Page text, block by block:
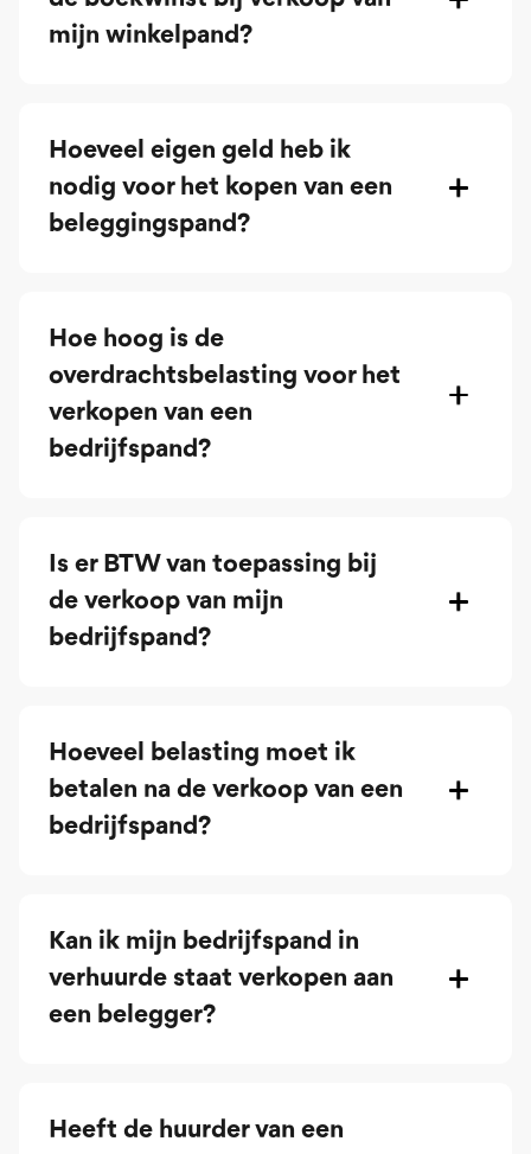
mijn winkelpand?
Hoeveel eigen geld heb ik
nodig voor het kopen van een
beleggingspand?
Hoe hoog is de
overdrachtsbelasting voor het
verkopen van een
bedrijfspand?
Is er BTW van toepassing bij
de verkoop van mijn
bedrijfspand?
Hoeveel belasting moet ik
betalen na de verkoop van een
bedrijfspand?
Kan ik mijn bedrijfspand in
verhuurde staat verkopen aan
een belegger?
Heeft de huurder van een